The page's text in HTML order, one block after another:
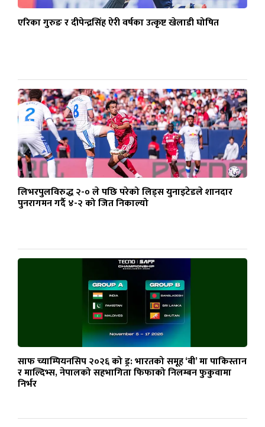
एरिका गुरुङ र दीपेन्द्रसिंह ऐरी वर्षका उत्कृष्ट खेलाडी घोषित
लिभरपुलविरुद्ध २-० ले पछि परेको लिड्स युनाइटेडले शानदार
पुनरागमन गर्दै ४-२ को जित निकाल्यो
साफ च्याम्पियनसिप २०२६ को ड्र: भारतको समूह ‘बी’ मा पाकिस्तान
र माल्दिभ्स, नेपालको सहभागिता फिफाको निलम्बन फुकुवामा
निर्भर